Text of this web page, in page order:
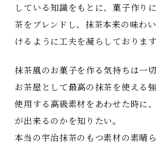
している知識をもとに、菓子作り
茶をブレンドし、抹茶本来の味わ
けるように工夫を凝らしております
抹茶風のお菓子を作る気持ちは一
お茶屋として最高の抹茶を使える
使用する高級素材をあわせた時に
が出来るのかを知りたい。
本当の宇治抹茶のもつ素材の素晴